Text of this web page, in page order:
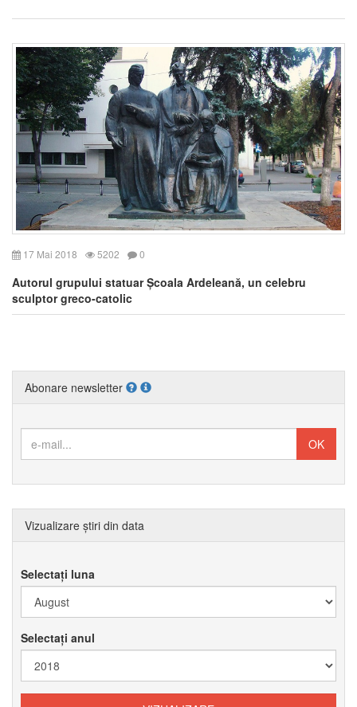
17 Mai 2018 5202 0
Autorul grupului statuar Școala Ardeleană, un celebru
sculptor greco-catolic
Abonare newsletter
Vizualizare știri din data
Selectați luna
Selectați anul